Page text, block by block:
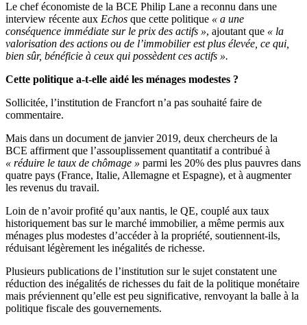
Le chef économiste de la BCE Philip Lane a reconnu dans une
interview récente aux Echos que cette politique « a une
conséquence immédiate sur le prix des actifs », ajoutant que « la
valorisation des actions ou de l’immobilier est plus élevée, ce qui,
bien sûr, bénéficie à ceux qui possèdent ces actifs ».
Cette politique a-t-elle aidé les ménages modestes ?
Sollicitée, l’institution de Francfort n’a pas souhaité faire de
commentaire.
Mais dans un document de janvier 2019, deux chercheurs de la
BCE affirment que l’assouplissement quantitatif a contribué à
« réduire le taux de chômage » parmi les 20% des plus pauvres dans
quatre pays (France, Italie, Allemagne et Espagne), et à augmenter
les revenus du travail.
Loin de n’avoir profité qu’aux nantis, le QE, couplé aux taux
historiquement bas sur le marché immobilier, a même permis aux
ménages plus modestes d’accéder à la propriété, soutiennent-ils,
réduisant légèrement les inégalités de richesse.
Plusieurs publications de l’institution sur le sujet constatent une
réduction des inégalités de richesses du fait de la politique monétaire
mais préviennent qu’elle est peu significative, renvoyant la balle à la
politique fiscale des gouvernements.